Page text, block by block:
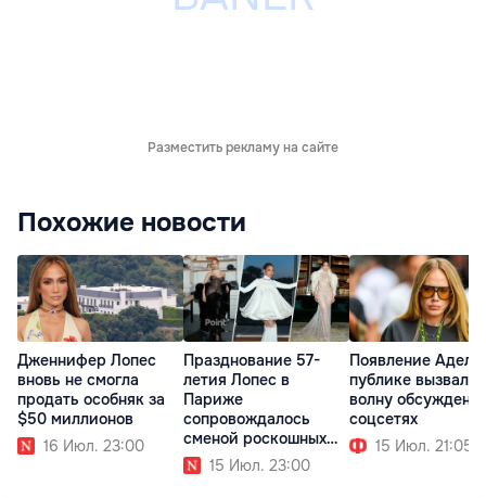
Разместить рекламу на сайте
Похожие новости
Дженнифер Лопес
вновь не смогла
продать особняк за
$50 миллионов
16 Июл. 23:00
Празднование 57-
летия Лопес в
Париже
сопровождалось
сменой роскошных
образов
15 Июл. 23:00
Появление Адель
публике вызвало
волну
соцсетях
15 Июл. 21:05